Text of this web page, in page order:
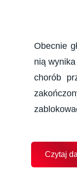
Obecnie
nią
chorób
Czytaj